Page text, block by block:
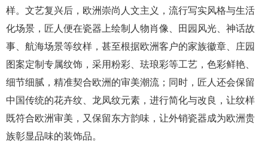
样。文艺复兴后，欧洲崇尚人文主义，流行写实风格与生活
化场景，匠人便在瓷器上绘制人物肖像、田园风光、神话故
事、航海场景等纹样，甚至根据欧洲客户的家族徽章、庄园
图案定制专属纹饰，采用粉彩、珐琅彩等工艺，色彩鲜艳、
细节细腻，精准契合欧洲的审美潮流；同时，匠人还会保留
中国传统的花卉纹、龙凤纹元素，进行简化与改良，让纹样
既符合欧洲审美，又保留东方韵味，让外销瓷器成为欧洲贵
族彰显品味的装饰品。